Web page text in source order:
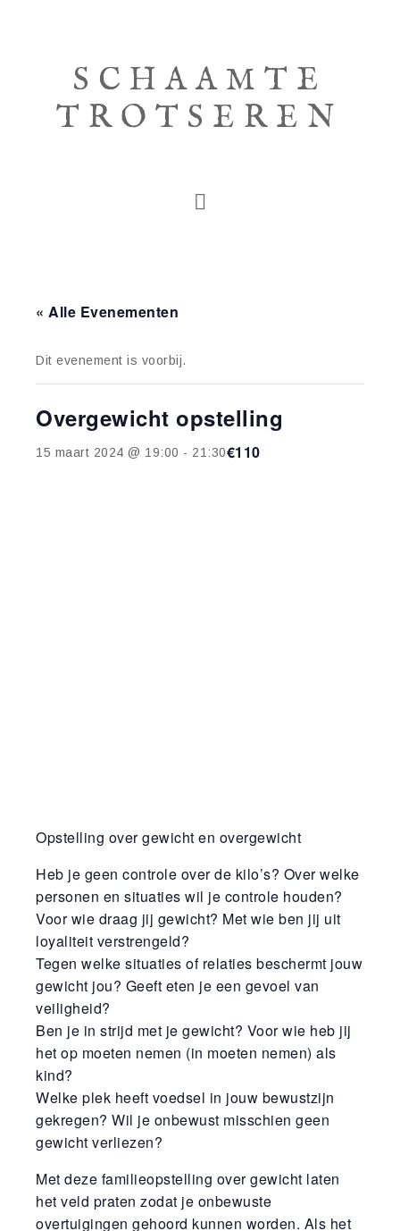
SCHAAMTE
TROTSEREN
« Alle Evenementen
Dit evenement is voorbij.
Overgewicht opstelling
15 maart 2024 @ 19:00 - 21:30€110
Opstelling over gewicht en overgewicht
Heb je geen controle over de kilo’s? Over welke
personen en situaties wil je controle houden?
Voor wie draag jij gewicht? Met wie ben jij uit
loyaliteit verstrengeld?
Tegen welke situaties of relaties beschermt jouw
gewicht jou? Geeft eten je een gevoel van
veiligheid?
Ben je in strijd met je gewicht? Voor wie heb jij
het op moeten nemen (in moeten nemen) als
kind?
Welke plek heeft voedsel in jouw bewustzijn
gekregen? Wil je onbewust misschien geen
gewicht verliezen?
Met deze familieopstelling over gewicht laten
het veld praten zodat je onbewuste
overtuigingen gehoord kunnen worden. Als het